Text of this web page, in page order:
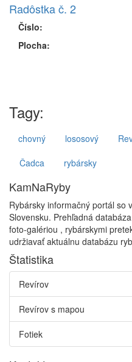
Radôstka č. 2
Číslo:
Plocha:
Tagy:
chovný lososový
Čadca
rybársky
KamNaRyby
Rybársky informačný portál so
Slovensku. Prehľadná
foto-galériou , rybárskymi
udržiavať aktuálnu databázu
Štatistika
Revírov
Revírov s mapou
Fotiek